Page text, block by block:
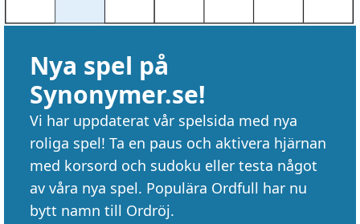
Nya spel på
Synonymer.se!
Vi har uppdaterat vår spelsida med nya
roliga spel! Ta en paus och aktivera hjärnan
med korsord och sudoku eller testa något
av våra nya spel. Populära Ordfull har nu
bytt namn till Ordröj.